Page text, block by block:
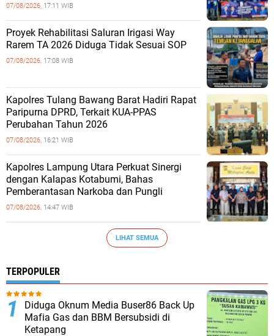
07/08/2026, 17:11 WIB
Proyek Rehabilitasi Saluran Irigasi Way
Rarem TA 2026 Diduga Tidak Sesuai SOP
07/08/2026, 17:08 WIB
Kapolres Tulang Bawang Barat Hadiri Rapat
Paripurna DPRD, Terkait KUA-PPAS
Perubahan Tahun 2026
07/08/2026, 16:21 WIB
Kapolres Lampung Utara Perkuat Sinergi
dengan Kalapas Kotabumi, Bahas
Pemberantasan Narkoba dan Pungli
07/08/2026, 14:47 WIB
LIHAT SEMUA
TERPOPULER
Diduga Oknum Media Buser86 Back Up
Mafia Gas dan BBM Bersubsidi di
Ketapang